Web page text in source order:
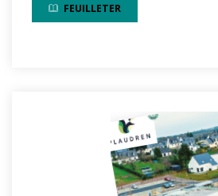
FEUILLETER